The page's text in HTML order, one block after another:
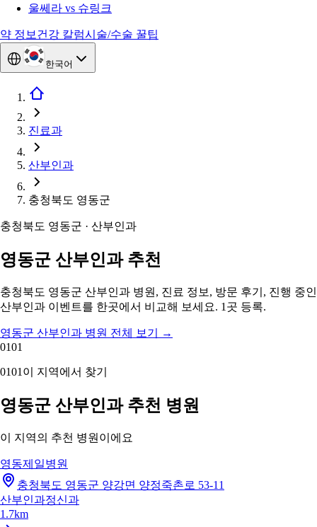
울쎄라 vs 슈링크
약 정보 건강 칼럼시술/수술 꿀팁
한국어
진료과
산부인과
충청북도 영동군
충청북도 영동군 · 산부인과
영동군 산부인과 추천
충청북도 영동군 산부인과 병원, 진료 정보, 방문 후기, 진행 중인
산부인과 이벤트를 한곳에서 비교해 보세요. 1곳 등록.
영동군 산부인과 병원 전체 보기
→
0101
0101 이 지역에서 찾기
영동군 산부인과 추천 병원
이 지역의 추천 병원이에요
영동제일병원
충청북도 영동군 양강면 양정죽촌로 53-11
산부인과정신과
1.7km